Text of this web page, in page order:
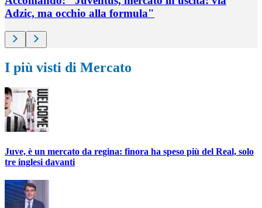
Adzic, ma occhio alla formula"
I più visti di Mercato
Juve, è un mercato da regina: finora ha speso più del Real, solo
tre inglesi davanti